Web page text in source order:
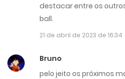
destacar entre os
ball.
21 de abril de 2023 de 16:34
Bruno
pelo jeito os próximos